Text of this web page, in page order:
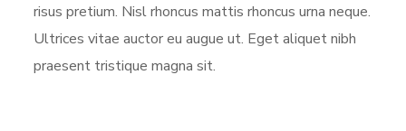
risus pretium. Nisl rhoncus mattis rhoncus urna neque.
Ultrices vitae auctor eu augue ut. Eget aliquet nibh
praesent tristique magna sit.